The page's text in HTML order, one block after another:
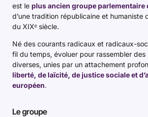
est le plus ancien groupe parlementaire
d’une tradition républicaine et humaniste
du XIXᵉ siècle.
Né des courants radicaux et radicaux-
fil du temps, évoluer pour rassembler des
diverses, unies par un attachement
liberté, de laïcité, de justice sociale et
européen.
Le groupe